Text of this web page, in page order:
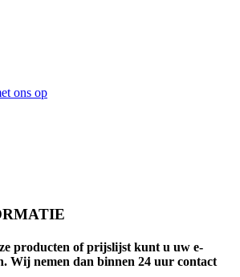
ons op
producten of prijslijst kunt u uw e-
Wij nemen dan binnen 24 uur contact